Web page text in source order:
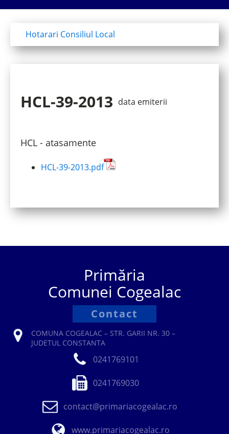
Hotarari Consiliul Local
HCL-39-2013 data emiterii
HCL - atasamente
HCL-39-2013.pdf
Primăria
Comunei Cogealac
Contact
COMUNA COGEALAC – STR. GARII NR. 30 –
JUDETUL CONSTANTA
0241769101
0241769030
contact@primariacogealac.ro
www.primariacogealac.ro